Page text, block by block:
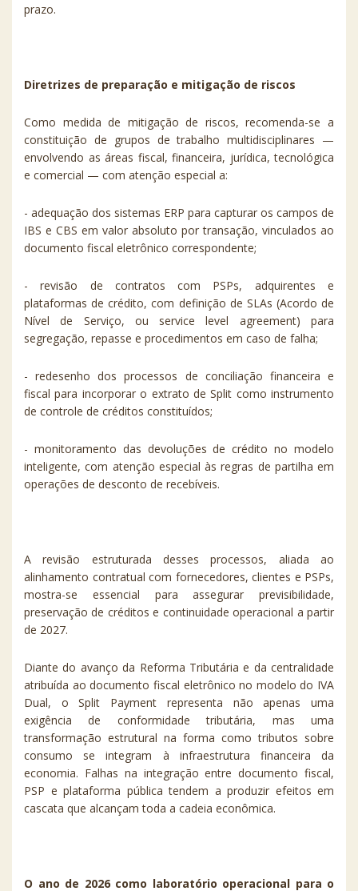
prazo.
Diretrizes de preparação e mitigação de riscos
Como medida de mitigação de riscos, recomenda-se a
constituição de grupos de trabalho multidisciplinares —
envolvendo as áreas fiscal, financeira, jurídica, tecnológica
e comercial — com atenção especial a:
- adequação dos sistemas ERP para capturar os campos de
IBS e CBS em valor absoluto por transação, vinculados ao
documento fiscal eletrônico correspondente;
- revisão de contratos com PSPs, adquirentes e
plataformas de crédito, com definição de SLAs (Acordo de
Nível de Serviço, ou service level agreement) para
segregação, repasse e procedimentos em caso de falha;
- redesenho dos processos de conciliação financeira e
fiscal para incorporar o extrato de Split como instrumento
de controle de créditos constituídos;
- monitoramento das devoluções de crédito no modelo
inteligente, com atenção especial às regras de partilha em
operações de desconto de recebíveis.
A revisão estruturada desses processos, aliada ao
alinhamento contratual com fornecedores, clientes e PSPs,
mostra-se essencial para assegurar previsibilidade,
preservação de créditos e continuidade operacional a partir
de 2027.
Diante do avanço da Reforma Tributária e da centralidade
atribuída ao documento fiscal eletrônico no modelo do IVA
Dual, o Split Payment representa não apenas uma
exigência de conformidade tributária, mas uma
transformação estrutural na forma como tributos sobre
consumo se integram à infraestrutura financeira da
economia. Falhas na integração entre documento fiscal,
PSP e plataforma pública tendem a produzir efeitos em
cascata que alcançam toda a cadeia econômica.
O ano de 2026 como laboratório operacional para o